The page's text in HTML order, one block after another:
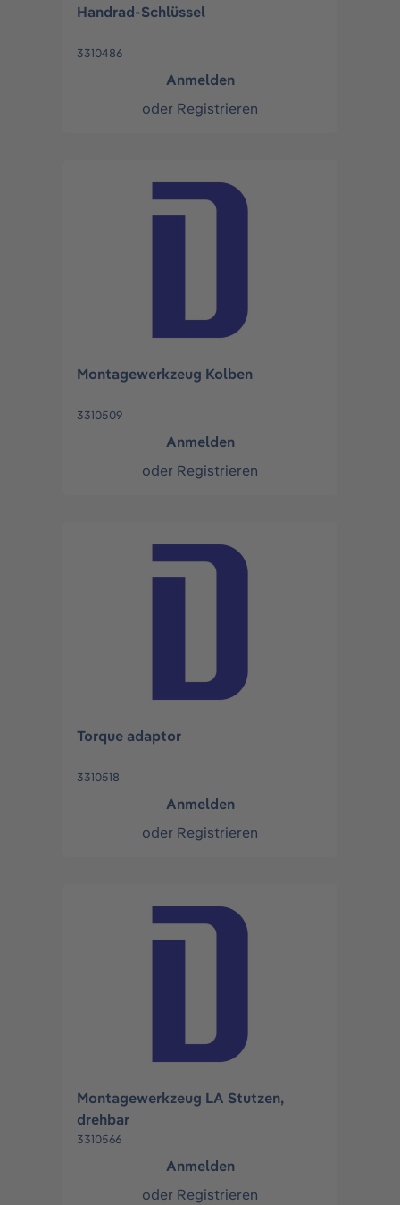
Handrad-Schlüssel
3310486
Anmelden
oder Registrieren
Montagewerkzeug Kolben
3310509
Anmelden
oder Registrieren
Torque adaptor
3310518
Anmelden
oder Registrieren
Montagewerkzeug LA Stutzen,
drehbar
3310566
Anmelden
oder Registrieren